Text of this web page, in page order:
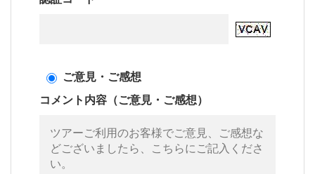
ご意見・ご感想
コメント内容（ご意見・ご感想）